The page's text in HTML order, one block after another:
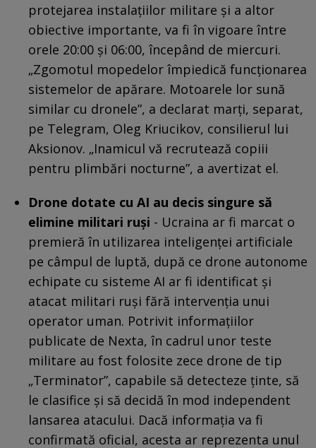
protejarea instalaţiilor militare şi a altor
obiective importante, va fi în vigoare între
orele 20:00 şi 06:00, începând de miercuri.
„Zgomotul mopedelor împiedică funcţionarea
sistemelor de apărare. Motoarele lor sună
similar cu dronele”, a declarat marţi, separat,
pe Telegram, Oleg Kriucikov, consilierul lui
Aksionov. „Inamicul vă recrutează copiii
pentru plimbări nocturne”, a avertizat el.
Drone dotate cu AI au decis singure să
elimine militari ruși - Ucraina ar fi marcat o
premieră în utilizarea inteligenței artificiale
pe câmpul de luptă, după ce drone autonome
echipate cu sisteme AI ar fi identificat și
atacat militari ruși fără intervenția unui
operator uman. Potrivit informațiilor
publicate de Nexta, în cadrul unor teste
militare au fost folosite zece drone de tip
„Terminator”, capabile să detecteze ținte, să
le clasifice și să decidă în mod independent
lansarea atacului. Dacă informația va fi
confirmată oficial, acesta ar reprezenta unul